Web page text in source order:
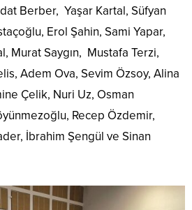
Berber, Yaşar Kartal, Süfyan
Erol Şahin, Sami Yapar,
Murat Saygın, Mustafa Terzi,
Adem Ova, Sevim Özsoy, Alina
Çelik, Nuri Uz, Osman
Recep Özdemir,
İbrahim Şengül ve Sinan